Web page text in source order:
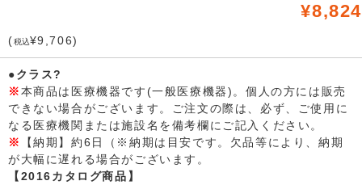
¥8,824
(税込¥9,706)
●クラス?
※本商品は医療機器です(一般医療機器)。個人の方には販売
できない場合がございます。ご注文の際は、必ず、ご使用に
なる医療機関または施設名を備考欄にご記入ください。
※
【納期】約6日（※納期は目安です。欠品等により、納期
が大幅に遅れる場合がございます。
【2016カタログ商品】